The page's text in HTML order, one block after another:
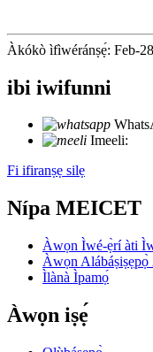
Àkókò ìfìwéránṣẹ́: Feb-
ibi iwifunni
Imeeli:
Fi ifiranṣẹ silẹ
Nípa MEICET
Àwọn Ìwé-ẹ̀rí àti
Àwọn Alábáṣiṣẹpọ̀
Ìlànà Ìpamọ́
Àwọn iṣẹ́